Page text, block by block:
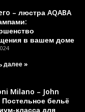
– люстра AQABA
в вашем доме
далее »
Milano – John
Постельное бельё
класса для